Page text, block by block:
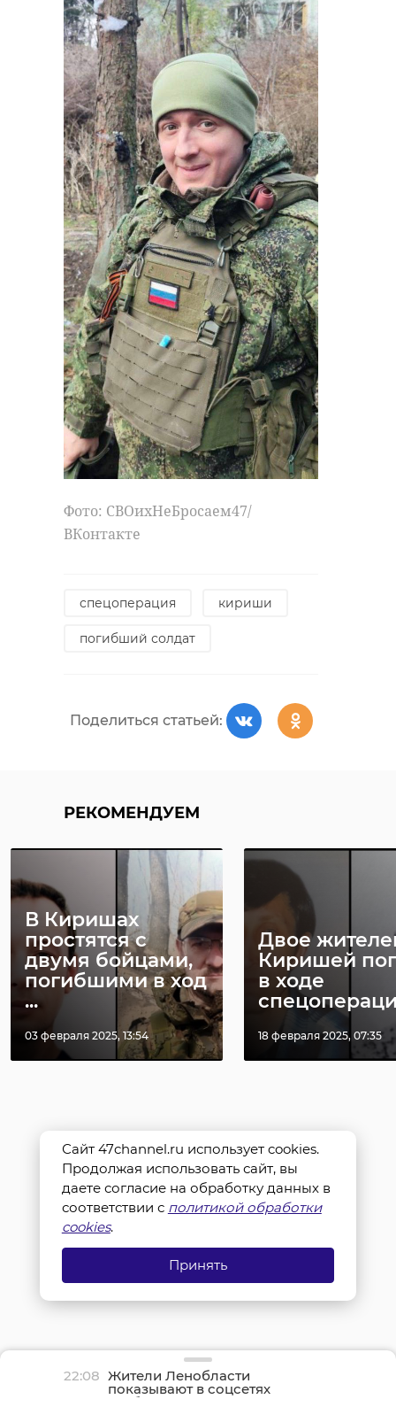
Фото: СВОихНеБросаем47/
ВКонтакте
спецоперация кириши
погибший солдат
Поделиться статьей:
РЕКОМЕНДУЕМ
В Киришах
простятся с
двумя бойцами,
погибшими в ход
...
03 февраля 2025, 13:54
Двое
Киришей
в ходе
18 февраля 2025, 07:35
22:08 Жители Ленобласти
показывают в соцсетях
грибные трофеи
Сайт 47channel.ru использует cookies.
Продолжая использовать сайт, вы
даете согласие на обработку данных в
соответствии с политикой обработки
cookies.
Принять